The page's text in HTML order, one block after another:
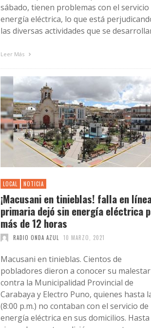
sábado, tienen problemas con el servicio
energía eléctrica, lo que está
las diversas actividades que se
Leer Más
LOCAL NOTICIA
¡Macusani en tinieblas! falla en
primaria dejó sin energía eléctrica
más de 12 horas
RADIO ONDA AZUL 10 MARZO, 2021
Macusani en tinieblas. Cientos de
pobladores dieron a conocer su malestar
contra la Municipalidad Provincial de
Carabaya y Electro Puno, quienes hasta
(8:00 p.m.) no contaban con el servicio de
energía eléctrica en sus domicilios. Hasta